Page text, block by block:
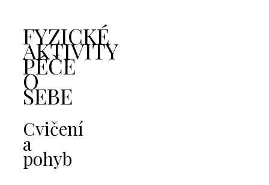
FYZICKÉ
AKTIVITY
PÉČE
O
SEBE
Cvičení
a
pohyb